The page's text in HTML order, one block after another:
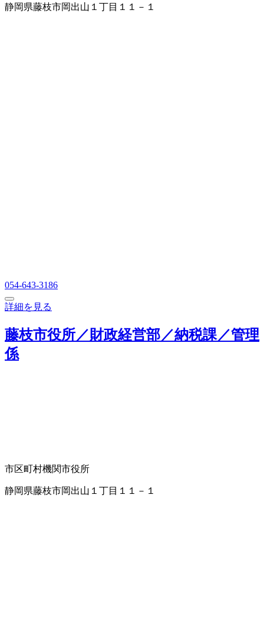
静岡県藤枝市岡出山１丁目１１－１
054-643-3186
詳細を見る
藤枝市役所／財政経営部／納税課／管理
係
市区町村機関市役所
静岡県藤枝市岡出山１丁目１１－１